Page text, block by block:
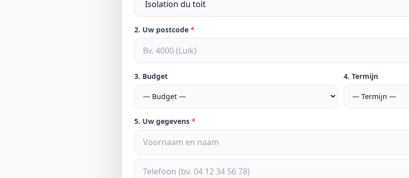
2. Uw postcode *
3. Budget 4. Termijn
5. Uw gegevens *